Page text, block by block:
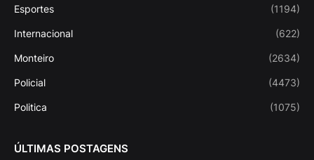
Esportes (1194)
Internacional (622)
Monteiro (2634)
Policial (4473)
Politica (1075)
ÚLTIMAS POSTAGENS